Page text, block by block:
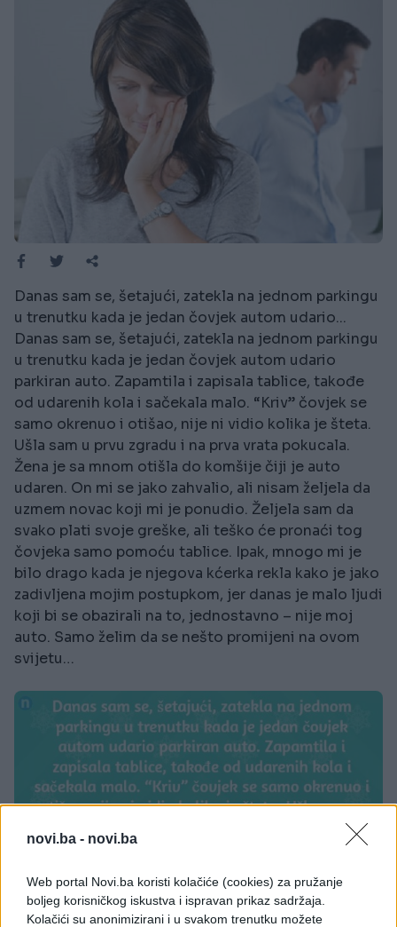
novi.ba - novi.ba
Web portal Novi.ba koristi kolačiće (cookies) za pružanje
boljeg korisničkog iskustva i ispravan prikaz sadržaja.
Kolačići su anonimizirani i u svakom trenutku možete
Danas sam se, šetajući, zatekla na jednom parkingu
u trenutku kada je jedan čovjek autom udario...
Danas sam se, šetajući, zatekla na jednom parkingu
u trenutku kada je jedan čovjek autom udario
parkiran auto. Zapamtila i zapisala tablice, takođe
od udarenih kola i sačekala malo. “Kriv” čovjek se
samo okrenuo i otišao, nije ni vidio kolika je šteta.
Ušla sam u prvu zgradu i na prva vrata pokucala.
Žena je sa mnom otišla do komšije čiji je auto
udaren. On mi se jako zahvalio, ali nisam željela da
uzmem novac koji mi je ponudio. Željela sam da
svako plati svoje greške, ali teško će pronaći tog
čovjeka samo pomoću tablice. Ipak, mnogo mi je
bilo drago kada je njegova kćerka rekla kako je jako
zadivljena mojim postupkom, jer danas je malo ljudi
koji bi se obazirali na to, jednostavno – nije moj
auto. Samo želim da se nešto promijeni na ovom
svijetu…